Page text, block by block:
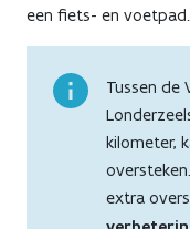
een fiets- en voetpad.
Tussen de
kilometer,
extra